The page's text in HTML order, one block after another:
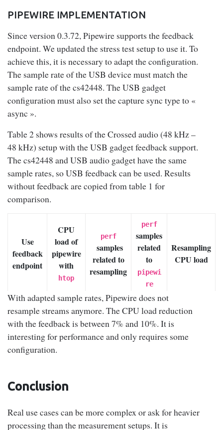
PIPEWIRE IMPLEMENTATION
Since version 0.3.72, Pipewire supports the feedback
endpoint. We updated the stress test setup to use it. To
achieve this, it is necessary to adapt the configuration.
The sample rate of the USB device must match the
sample rate of the cs42448. The USB gadget
configuration must also set the capture sync type to «
async ».
Table 2 shows results of the Crossed audio (48 kHz –
48 kHz) setup with the USB gadget feedback support.
The cs42448 and USB audio gadget have the same
sample rates, so USB feedback can be used. Results
without feedback are copied from table 1 for
comparison.
Use
feedback
endpoint
CPU
load of
pipewire
with
htop
perf
samples
related to
resampling
perf
samples
related
to
pipewi
re
Resampling
CPU load
No
(USB
gadget
in
mode)
24% ~
Yes
With adapted sample rates, Pipewire does not
resample streams anymore. The CPU load reduction
with the feedback is between 7% and 10%. It is
interesting for performance and only requires some
configuration.
Conclusion
Real use cases can be more complex or ask for heavier
processing than the measurement setups. It is